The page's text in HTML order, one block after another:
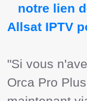
notre lien
Allsat IPTV
"Si vous
Orca Pro